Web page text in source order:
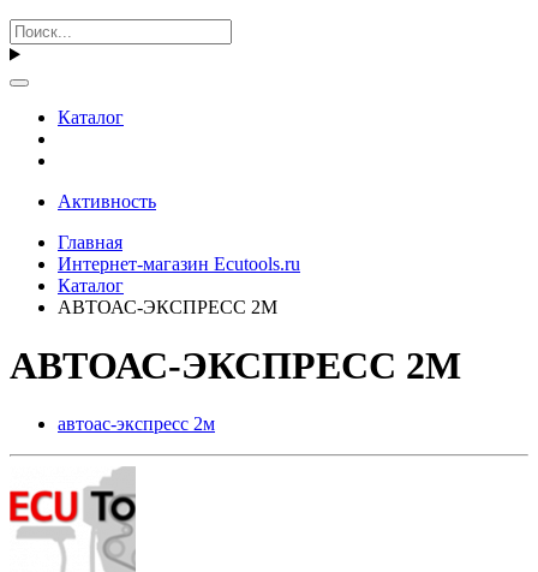
Каталог
Активность
Главная
Интернет-магазин Ecutools.ru
Каталог
АВТОАС-ЭКСПРЕСС 2М
АВТОАС-ЭКСПРЕСС 2М
автоас-экспресс 2м